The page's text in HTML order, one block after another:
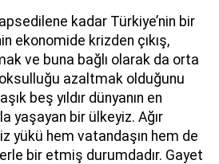
kadar Türkiye’nin bir
ekonomide krizden çıkış,
ve buna bağlı olarak da orta
azaltmak olduğunu
beş yıldır dünyanın en
yaşayan bir ülkeyiz. Ağır
yükü hem vatandaşın hem de
bir etmiş durumdadır. Gayet